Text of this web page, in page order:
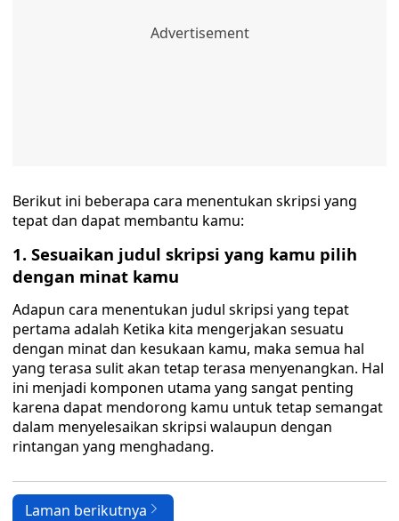
Berikut ini beberapa cara menentukan skripsi yang
tepat dan dapat membantu kamu:
1. Sesuaikan judul skripsi yang kamu pilih
dengan minat kamu
Adapun cara menentukan judul skripsi yang tepat
pertama adalah Ketika kita mengerjakan sesuatu
dengan minat dan kesukaan kamu, maka semua hal
yang terasa sulit akan tetap terasa menyenangkan. Hal
ini menjadi komponen utama yang sangat penting
karena dapat mendorong kamu untuk tetap semangat
dalam menyelesaikan skripsi walaupun dengan
rintangan yang menghadang.
Laman berikutnya